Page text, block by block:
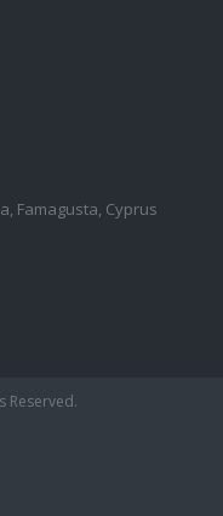
Famagusta, Cyprus
Reserved.